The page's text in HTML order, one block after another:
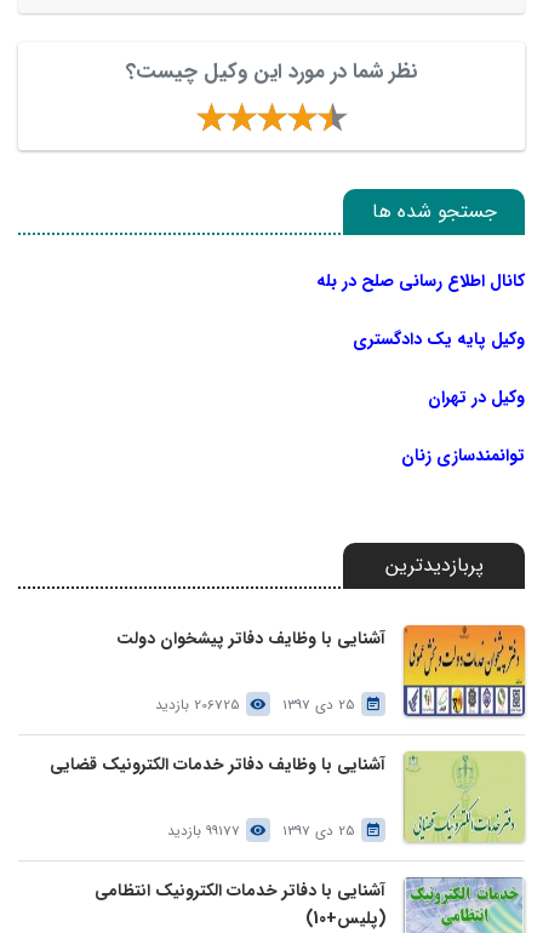
نظر شما در مورد این وکیل چیست؟
جستجو شده ها
کانال اطلاع رسانی صلح در بله
وکیل پایه یک دادگستری
وکیل در تهران
توانمندسازی زنان
پربازدیدترین
آشنایی با وظایف دفاتر پیشخوان دولت
25 دی 1397 206725 بازدید
آشنایی با وظایف دفاتر خدمات الکترونیک قضایی
25 دی 1397 99177 بازدید
آشنایی با دفاتر خدمات الکترونیک انتظامی
(پلیس+10)